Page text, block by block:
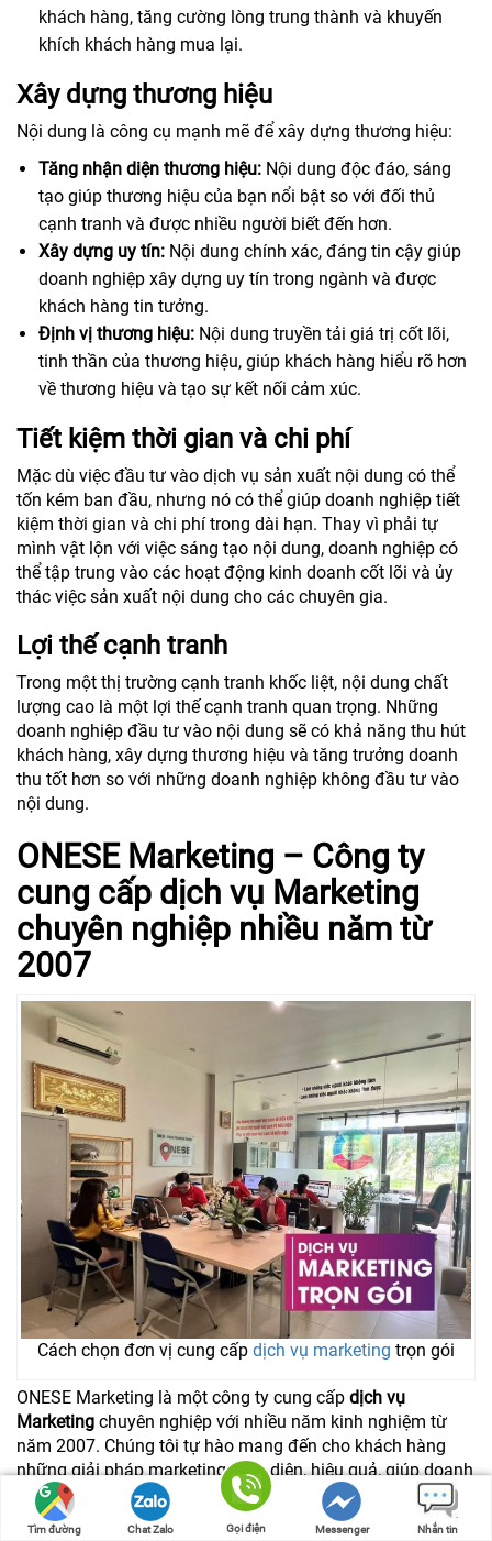
khách hàng, tăng cường lòng trung thành và khuyến
khích khách hàng mua lại.
Xây dựng thương hiệu
Nội dung là công cụ mạnh mẽ để xây dựng thương hiệu:
Tăng nhận diện thương hiệu: Nội dung độc đáo, sáng
tạo giúp thương hiệu của bạn nổi bật so với đối thủ
cạnh tranh và được nhiều người biết đến hơn.
Xây dựng uy tín: Nội dung chính xác, đáng tin cậy giúp
doanh nghiệp xây dựng uy tín trong ngành và được
khách hàng tin tưởng.
Định vị thương hiệu: Nội dung truyền tải giá trị cốt lõi,
tinh thần của thương hiệu, giúp khách hàng hiểu rõ hơn
về thương hiệu và tạo sự kết nối cảm xúc.
Tiết kiệm thời gian và chi phí
Mặc dù việc đầu tư vào dịch vụ sản xuất nội dung có thể
tốn kém ban đầu, nhưng nó có thể giúp doanh nghiệp tiết
kiệm thời gian và chi phí trong dài hạn. Thay vì phải tự
mình vật lộn với việc sáng tạo nội dung, doanh nghiệp có
thể tập trung vào các hoạt động kinh doanh cốt lõi và ủy
thác việc sản xuất nội dung cho các chuyên gia.
Lợi thế cạnh tranh
Trong một thị trường cạnh tranh khốc liệt, nội dung chất
lượng cao là một lợi thế cạnh tranh quan trọng. Những
doanh nghiệp đầu tư vào nội dung sẽ có khả năng thu hút
khách hàng, xây dựng thương hiệu và tăng trưởng doanh
thu tốt hơn so với những doanh nghiệp không đầu tư vào
nội dung.
ONESE Marketing – Công ty
cung cấp dịch vụ Marketing
chuyên nghiệp nhiều năm từ
2007
Cách chọn đơn vị cung cấp dịch vụ marketing trọn gói
ONESE Marketing là một công ty cung cấp dịch vụ
Marketing chuyên nghiệp với nhiều năm kinh nghiệm từ
năm 2007. Chúng tôi tự hào mang đến cho khách hàng
những giải pháp marketing toàn diện, hiệu quả, giúp doanh
nghiệp đạt được mục tiêu kinh doanh.
Tìm đường Chat Zalo Gọi điện Messenger Nhắn tin